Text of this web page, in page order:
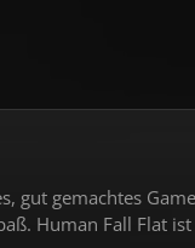
gut gemachtes
Human Fall Flat